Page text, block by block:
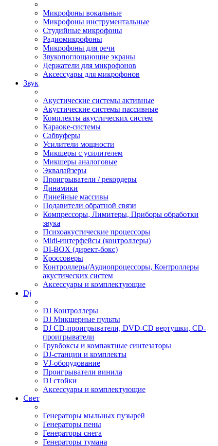
Микрофоны вокальные
Микрофоны инструментальные
Студийные микрофоны
Радиомикрофоны
Микрофоны для речи
Звукопоглощающие экраны
Держатели для микрофонов
Аксессуары для микрофонов
Звук
Акустические системы активные
Акустические системы пассивные
Комплекты акустических систем
Караоке-системы
Сабвуферы
Усилители мощности
Микшеры с усилителем
Микшеры аналоговые
Эквалайзеры
Проигрыватели / рекордеры
Динамики
Линейные массивы
Подавители обратной связи
Компрессоры, Лимитеры, Приборы обработки
звука
Психоакустические процессоры
Midi-интерфейсы (контроллеры)
DI-BOX (директ-бокс)
Кроссоверы
Контроллеры/Аудиопроцессоры, Контроллеры
акустических систем
Аксессуары и комплектующие
Dj
DJ Контроллеры
DJ Микшерные пульты
DJ CD-проигрыватели, DVD-CD вертушки, CD-
проигрыватели
Грувбоксы и компактные синтезаторы
DJ-станции и комплекты
VJ-оборудование
Проигрыватели винила
DJ стойки
Аксессуары и комплектующие
Свет
Генераторы мыльных пузырей
Генераторы пены
Генераторы снега
Генераторы тумана